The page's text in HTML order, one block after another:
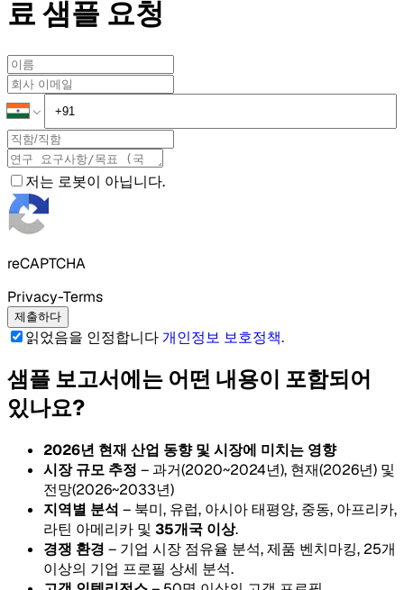
료 샘플 요청
저는 로봇이 아닙니다.
reCAPTCHA
Privacy-Terms
제출하다
읽었음을 인정합니다개인정보 보호정책.
샘플 보고서에는 어떤 내용이 포함되어
있나요?
2026년 현재 산업 동향 및 시장에 미치는 영향
시장 규모 추정 – 과거(2020~2024년), 현재(2026년) 및
전망(2026~2033년)
지역별 분석 – 북미, 유럽, 아시아 태평양, 중동, 아프리카,
라틴 아메리카 및 35개국 이상.
경쟁 환경 – 기업 시장 점유율 분석, 제품 벤치마킹, 25개
이상의 기업 프로필 상세 분석.